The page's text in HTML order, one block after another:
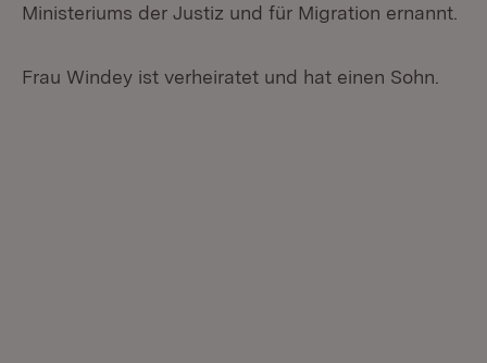
Ministeriums der Justiz und für Migration ernannt.
Frau Windey ist verheiratet und hat einen Sohn.